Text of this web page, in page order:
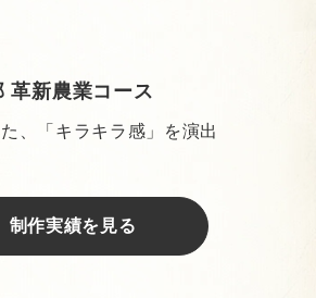
革新農業コース
、「キラキラ感」を演出
制作実績を見る